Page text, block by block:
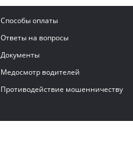
Способы оплаты
Ответы на вопросы
Документы
Медосмотр водителей
Противодействие мошенничеству